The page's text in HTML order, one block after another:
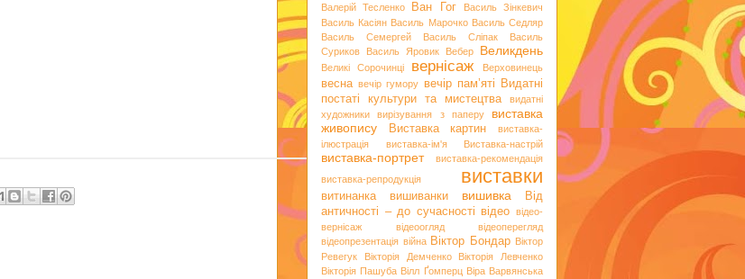
Валерій Тесленко
Ван Гог
Василь Зінкевич
Василь Касіян Василь Марочко Василь Седляр
Василь Семергей
Василь Сліпак
Василь
Суриков
Василь Яровик Вебер Великдень
Великі Сорочинці вернісаж Верховинець
весна вечір гумору вечір пам’яті
Видатні
постаті культури та мистецтва
видатні
художники
вирізування з паперу
виставка
живопису
Виставка картин
виставка-
ілюстрація
виставка-ім'я Виставка-настрій
виставка-портрет
виставка-рекомендація
виставка-репродукція
виставки
витинанка вишиванки вишивка
Від
античності – до сучасності відео відео-
вернісаж
відеоогляд
відеоперегляд
відеопрезентація війна Віктор Бондар Віктор
Ревегук
Вікторія Демченко
Вікторія Левченко
Вікторія Пашуба Вілл Ґомперц Віра Варвянська